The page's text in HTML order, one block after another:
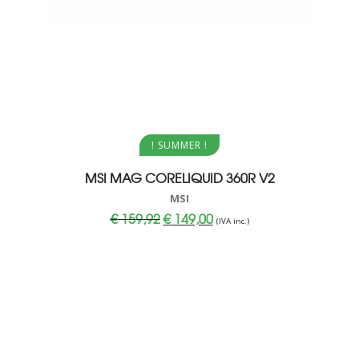
Aggiungi al carrello
! SUMMER !
MSI MAG CORELIQUID 360R V2
MSI
€159,92Il
prezzo
€149,00Il
prezzo
(IVA inc.)